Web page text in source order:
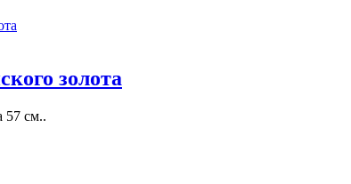
золота
57 см..